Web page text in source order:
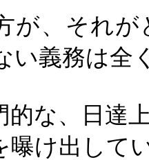
が、それ
い義務は全
的な、日達
曝け出して